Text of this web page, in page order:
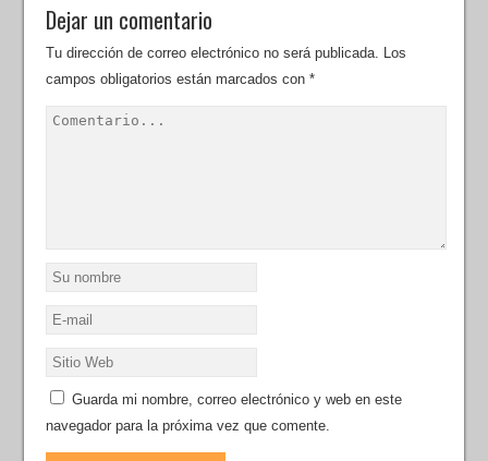
Dejar un comentario
Tu dirección de correo electrónico no será publicada. Los
campos obligatorios están marcados con*
Guarda mi nombre, correo electrónico y web en este
navegador para la próxima vez que comente.